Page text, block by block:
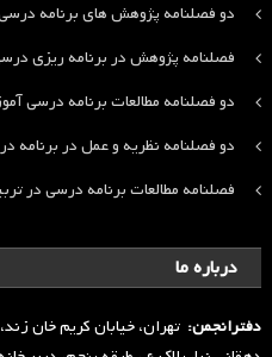
دو فصلنامه پژوهش های برنامه
فصلنامه پژوهش در برنامه ریزی
دو فصلنامه مطالعات برنامه درسی
دو فصلنامه نظریه و عمل در برنامه
فصلنامه مطالعات برنامه درسی در
درباره ما
دفترانجمن: تهران، خیابان کریم خان